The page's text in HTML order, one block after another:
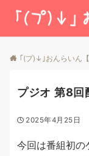
｢(プ)↓｣おんらいん
プジオ 第8回
2025年4月25日
今回は番組初の